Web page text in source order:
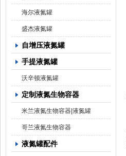
海尔液氮罐
盛杰液氮罐
自增压液氮罐
手提液氮罐
沃辛顿液氮罐
定制液氮生物容器
米兰液氮生物容器|液氮罐
哥兰液氮生物容器
液氮罐配件